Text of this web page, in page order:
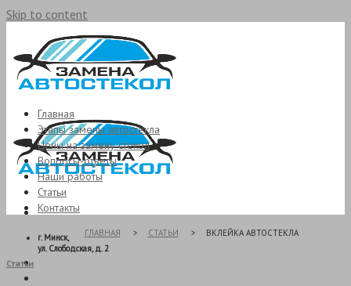
Skip to content
г. Минск,
ул. Слободская, д. 2
Главная
Этапы замены автостекла
Цены на замену стекол
Вопросы-ответы
Наши работы
Статьи
Контакты
ГЛАВНАЯ СТАТЬИ ВКЛЕЙКА АВТОСТЕКЛА
Статьи